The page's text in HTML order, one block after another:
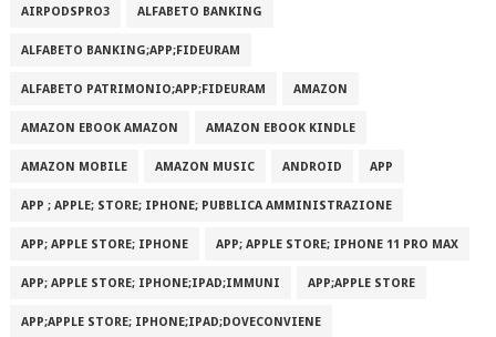
AIRPODSPRO3 ALFABETO BANKING
ALFABETO BANKING;APP;FIDEURAM
ALFABETO PATRIMONI‪O‬;APP;FIDEURAM AMAZON
AMAZON EBOOK AMAZON AMAZON EBOOK KINDLE
AMAZON MOBILE AMAZON MUSIC ANDROID APP
APP ; APPLE; STORE; IPHONE; PUBBLICA AMMINISTRAZIONE
APP; APPLE STORE; IPHONE APP; APPLE STORE; IPHONE 11 PRO MAX
APP; APPLE STORE; IPHONE;IPAD;IMMUNI APP;APPLE STORE
APP;APPLE STORE; IPHONE;IPAD;DOVECONVIENE